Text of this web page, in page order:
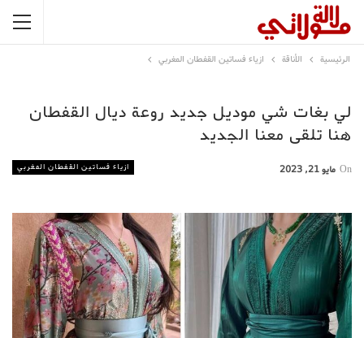
الرئيسية الأناقة ازياء فساتين القفطان المغربي
لي بغات شي موديل جديد روعة ديال القفطان
هنا تلقى معنا الجديد
ازياء فساتين القفطان المغربي On مايو 21, 2023